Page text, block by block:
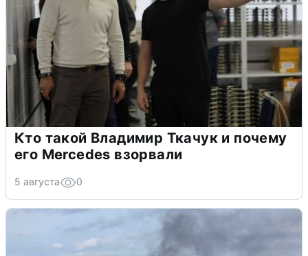
Кто такой Владимир Ткачук и почему
его Mercedes взорвали
5 августа 0